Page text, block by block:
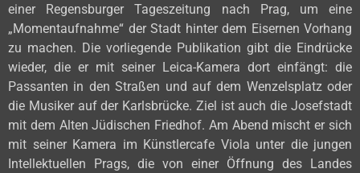
einer Regensburger Tageszeitung nach Prag, um eine
„Momentaufnahme“ der Stadt hinter dem Eisernen Vorhang
zu machen. Die vorliegende Publikation gibt die Ein­drücke
wieder, die er mit seiner Leica-Kamera dort einfängt: die
Passanten in den Straßen und auf dem Wenzelsplatz oder
die Musiker auf der Karlsbrücke. Ziel ist auch die Josefstadt
mit dem Alten Jüdischen Friedhof. Am Abend mischt er sich
mit seiner Kamera im Künstlercafe Viola unter die jungen
Intellektuellen Prags, die von einer Öffnung des Landes